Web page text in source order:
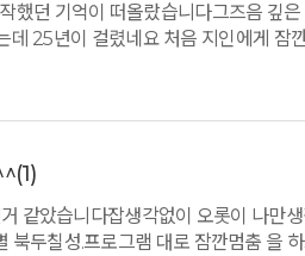
했던 기억이 떠올랐습니다그즈음 깊
데 25년이 걸렸네요 처음 지인에게 잠
중간 중간에 제마음속에서 일어나는
고 이름모를 꽃들까지 모두가 격려이
(1)
같았습니다잡생각없이 오롯이 나만
북두칠성.프로그램 대로 잠깐멈춤 을